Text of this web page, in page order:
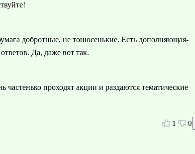
добротные, не тонюсенькие. Есть дополняющая-
Да, даже вот так.
проходят акции и раздаются тематические
1 0